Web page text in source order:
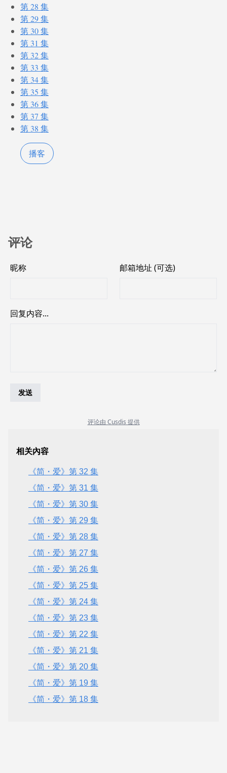
第 28 集
第 29 集
第 30 集
第 31 集
第 32 集
第 33 集
第 34 集
第 35 集
第 36 集
第 37 集
第 38 集
播客
评论
相关內容
《简・爱》第 32 集
《简・爱》第 31 集
《简・爱》第 30 集
《简・爱》第 29 集
《简・爱》第 28 集
《简・爱》第 27 集
《简・爱》第 26 集
《简・爱》第 25 集
《简・爱》第 24 集
《简・爱》第 23 集
《简・爱》第 22 集
《简・爱》第 21 集
《简・爱》第 20 集
《简・爱》第 19 集
《简・爱》第 18 集